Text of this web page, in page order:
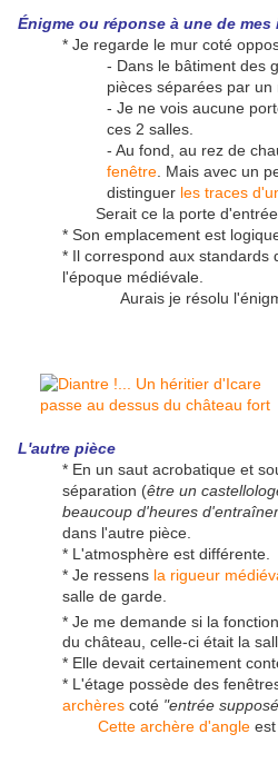
Énigme ou réponse à une de
* Je regarde le mur coté
- Dans le bâtiment des
pièces séparées par un
- Je ne vois aucune
ces 2 salles.
- Au fond, au rez de
fenêtre . Mais avec un
distinguer les traces
Serait ce la porte
* Son emplacement est
* Il correspond aux standards
l'époque médiévale.
Aurais je résolu
L'autre pièce
* En un saut acrobatique et
séparation (être un
beaucoup d'heures
dans l'autre pièce.
* L'atmosphère est différente.
* Je ressens la rigueur
salle de garde.
* Je me demande si la
du château, celle-ci était la
* Elle devait certainement
* L'étage possède des
archères coté "entrée
Cette archère d'angle